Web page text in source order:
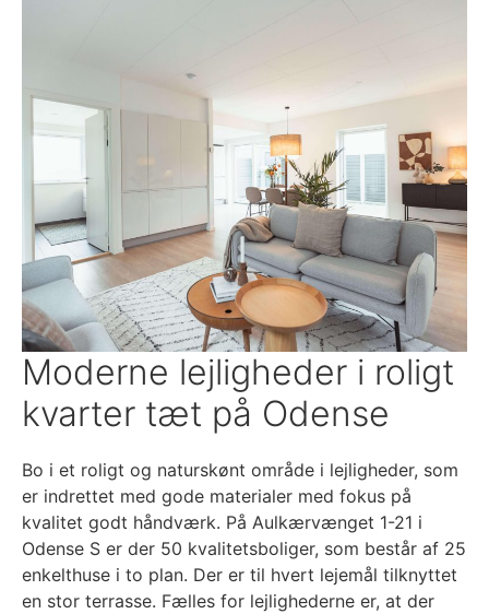
Moderne lejligheder i roligt
kvarter tæt på Odense
Bo i et roligt og naturskønt område i lejligheder, som
er indrettet med gode materialer med fokus på
kvalitet godt håndværk. På Aulkærvænget 1-21 i
Odense S er der 50 kvalitetsboliger, som består af 25
enkelthuse i to plan. Der er til hvert lejemål tilknyttet
en stor terrasse. Fælles for lejlighederne er, at der